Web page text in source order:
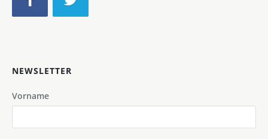
NEWSLETTER
Vorname